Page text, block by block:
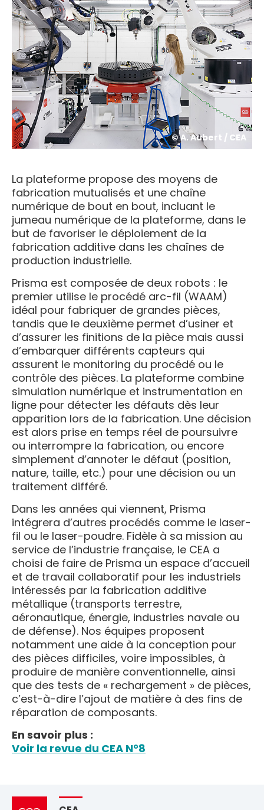
© A. Aubert / CEA
La plateforme propose des moyens de
fabrication mutualisés et une chaîne
numérique de bout en bout, incluant le
jumeau numérique de la plateforme, dans le
but de favoriser le déploiement de la
fabrication additive dans les chaînes de
production industrielle.
Prisma est composée de deux robots : le
premier utilise le procédé arc-fil (WAAM)
idéal pour fabriquer de grandes pièces,
tandis que le deuxième permet d’usiner et
d’assurer les finitions de la pièce mais aussi
d’embarquer différents capteurs qui
assurent le monitoring du procédé ou le
contrôle des pièces. La plateforme combine
simulation numérique et instrumentation en
ligne pour détecter les défauts dès leur
apparition lors de la fabrication. Une décision
est alors prise en temps réel de poursuivre
ou interrompre la fabrication, ou encore
simplement d’annoter le défaut (position,
nature, taille, etc.) pour une décision ou un
traitement différé.
Dans les années qui viennent, Prisma
intégrera d’autres procédés comme le laser-
fil ou le laser-poudre. Fidèle à sa mission au
service de l’industrie française, le CEA a
choisi de faire de Prisma un espace d’accueil
et de travail collaboratif pour les industriels
intéressés par la fabrication additive
métallique (transports terrestre,
aéronautique, énergie, industries navale ou
de défense). Nos équipes proposent
notamment une aide à la conception pour
des pièces difficiles, voire impossibles, à
produire de manière conventionnelle, ainsi
que des tests de « rechargement » de pièces,
c’est-à-dire l’ajout de matière à des fins de
réparation de composants.
En savoir plus :
Voir la revue du CEA N°8